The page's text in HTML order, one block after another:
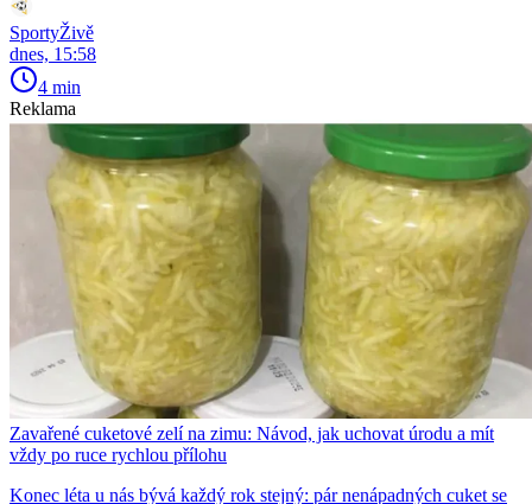
SportyŽivě
dnes, 15:58
4 min
Reklama
Zavařené cuketové zelí na zimu: Návod, jak uchovat úrodu a mít
vždy po ruce rychlou přílohu
Konec léta u nás bývá každý rok stejný: pár nenápadných cuket se